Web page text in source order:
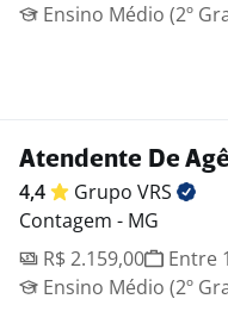
Ensino Médio (2º
Atendente De
4,4 Grupo VRS
Contagem - MG
R$ 2.159,00
Entre
Ensino Médio (2º